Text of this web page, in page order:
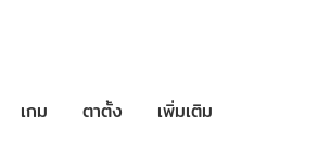
เกม ตาตั้ง เพิ่มเติม